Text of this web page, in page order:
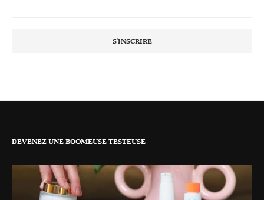
DEVENEZ UNE BOOMEUSE TESTEUSE